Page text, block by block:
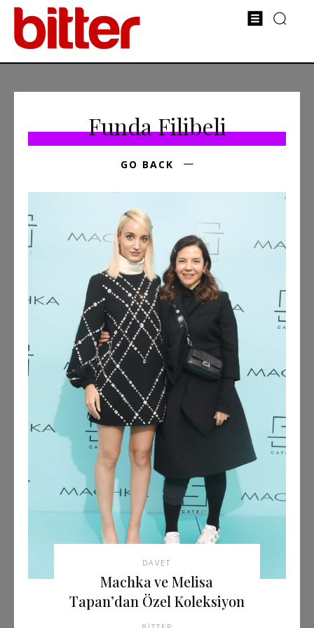
Funda Filibeli
GO BACK
DAVET
Machka ve Melisa
Tapan’dan Özel Koleksiyon